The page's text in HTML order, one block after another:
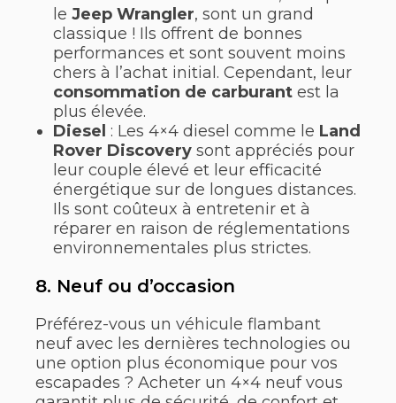
le Jeep Wrangler, sont un grand
classique ! Ils offrent de bonnes
performances et sont souvent moins
chers à l’achat initial. Cependant, leur
consommation de carburant est la
plus élevée.
Diesel : Les 4×4 diesel comme le Land
Rover Discovery sont appréciés pour
leur couple élevé et leur efficacité
énergétique sur de longues distances.
Ils sont coûteux à entretenir et à
réparer en raison de réglementations
environnementales plus strictes.
8. Neuf ou d’occasion
Préférez-vous un véhicule flambant
neuf avec les dernières technologies ou
une option plus économique pour vos
escapades ? Acheter un 4×4 neuf vous